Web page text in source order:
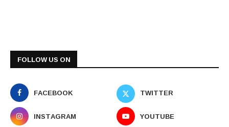
FOLLOW US ON
FACEBOOK
TWITTER
INSTAGRAM
YOUTUBE